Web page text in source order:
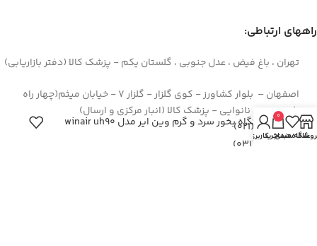
راههای ارتباطی:
تهران ، باغ فیض ، عدل جنوبی ، گلستان یکم - پزشک کالا (دفتر بازاریابی)
اصفهان – بلوار کشاورز - کوی گلزار - گلزار 7 - خیابان میثم(چهار راه
سوم) - روبروی نانوایی - پزشک کالا (انبار مرکزی و ارسال)
44422994(021)
۳۶۲۶۶۶۹۵(۰۳۱)
دستگاه بخور سرد و گرم وين اير مدل winair uh90
علاقه مندی
0
سبد خرید
حساب کاربری من